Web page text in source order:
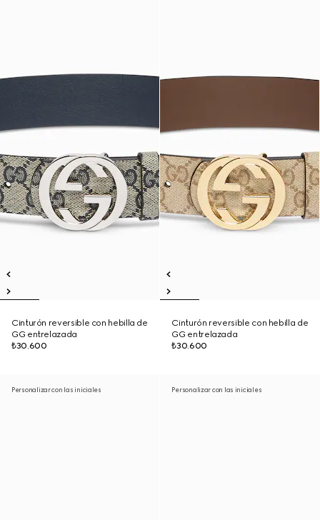
Cinturón reversible con hebilla de
GG entrelazada
₺30.600
Cinturón reversible con hebilla de
GG entrelazada
₺30.600
Personalizar con las iniciales Personalizar con las iniciales